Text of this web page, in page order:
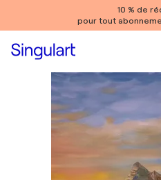
10 % de
pour tout